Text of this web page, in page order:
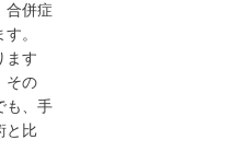
合併症
。
ます
その
も、手
と比